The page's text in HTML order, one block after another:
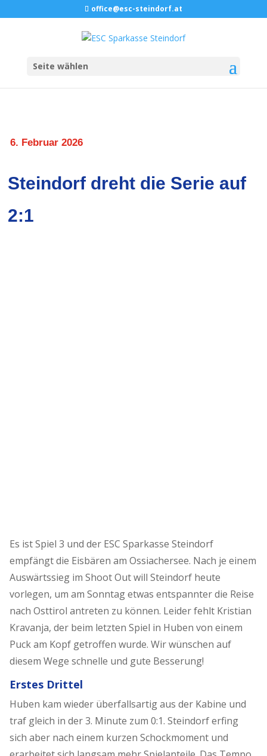
office@esc-steindorf.at
Seite wählen
6. Februar 2026
Steindorf dreht die Serie auf
2:1
Es ist Spiel 3 und der ESC Sparkasse Steindorf
empfängt die Eisbären am Ossiachersee. Nach je einem
Auswärtssieg im Shoot Out will Steindorf heute
vorlegen, um am Sonntag etwas entspannter die Reise
nach Osttirol antreten zu können. Leider fehlt Kristian
Kravanja, der beim letzten Spiel in Huben von einem
Puck am Kopf getroffen wurde. Wir wünschen auf
diesem Wege schnelle und gute Besserung!
Erstes Drittel
Huben kam wieder überfallsartig aus der Kabine und
traf gleich in der 3. Minute zum 0:1. Steindorf erfing
sich aber nach einem kurzen Schockmoment und